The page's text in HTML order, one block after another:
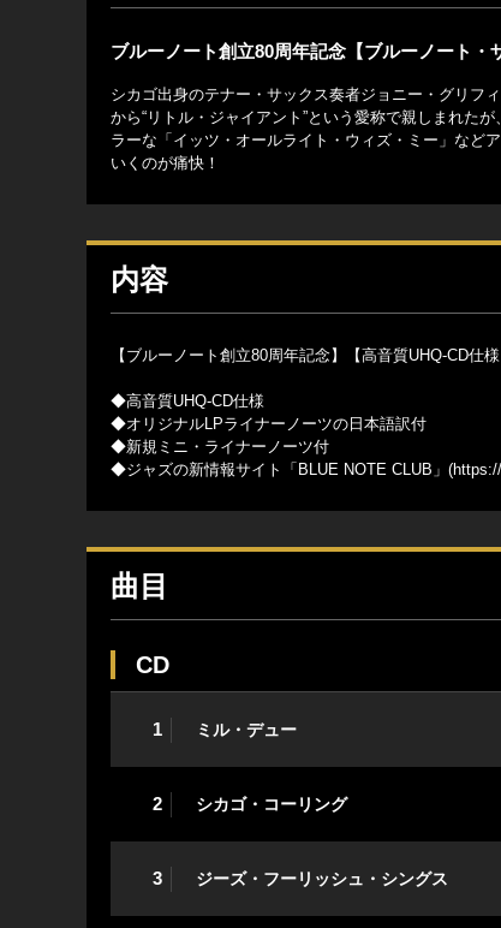
ブルーノート創立80周年記念【ブルーノート・
シカゴ出身のテナー・サックス奏者ジョニー・グリフ
から“リトル・ジャイアント”という愛称で親しまれた
ラーな「イッツ・オールライト・ウィズ・ミー」など
いくのが痛快！
内容
【ブルーノート創立80周年記念】【高音質UHQ-CD仕様
◆高音質UHQ-CD仕様
◆オリジナルLPライナーノーツの日本語訳付
◆新規ミニ・ライナーノーツ付
◆ジャズの新情報サイト「BLUE NOTE CLUB」(
曲目
CD
1 ミル・デュー
2 シカゴ・コーリング
3 ジーズ・フーリッシュ・シングス